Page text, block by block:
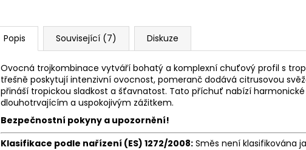
Popis Související (7) Diskuze
Ovocná trojkombinace vytváří bohatý a komplexní chuťový profil s
třešně poskytují intenzivní ovocnost, pomeranč dodává citrusovou
přináší tropickou sladkost a šťavnatost. Tato příchuť nabízí
dlouhotrvajícím a uspokojivým zážitkem.
Bezpečnostní pokyny a upozornění!
Klasifikace podle nařízení (ES) 1272/2008: Směs není klasifikována